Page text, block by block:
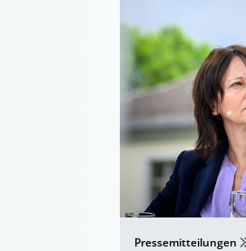
Pressemitteilungen